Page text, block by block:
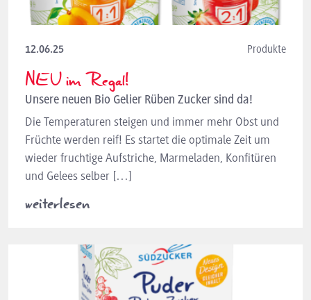
12.06.25 Produkte
NEU im Regal!
Unsere neuen Bio Gelier Rüben Zucker sind da!
Die Temperaturen steigen und immer mehr Obst und
Früchte werden reif! Es startet die optimale Zeit um
wieder fruchtige Aufstriche, Marmeladen, Konfitüren
und Gelees selber […]
weiterlesen